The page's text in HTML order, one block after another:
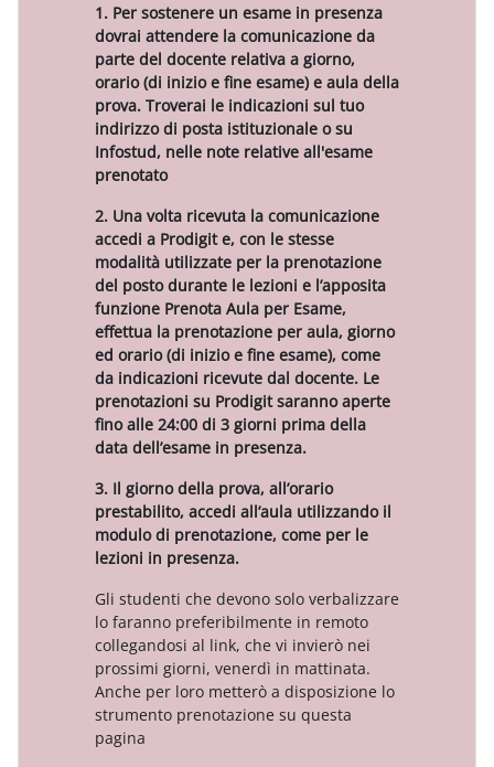
1. Per sostenere un esame in presenza
dovrai attendere la comunicazione da
parte del docente relativa a giorno,
orario (di inizio e fine esame) e aula della
prova. Troverai le indicazioni sul tuo
indirizzo di posta istituzionale o su
Infostud, nelle note relative all'esame
prenotato
2. Una volta ricevuta la comunicazione
accedi a Prodigit e, con le stesse
modalità utilizzate per la prenotazione
del posto durante le lezioni e l’apposita
funzione Prenota Aula per Esame,
effettua la prenotazione per aula, giorno
ed orario (di inizio e fine esame), come
da indicazioni ricevute dal docente. Le
prenotazioni su Prodigit saranno aperte
fino alle 24:00 di 3 giorni prima della
data dell’esame in presenza.
3. Il giorno della prova, all’orario
prestabilito, accedi all’aula utilizzando il
modulo di prenotazione, come per le
lezioni in presenza.
Gli studenti che devono solo verbalizzare
lo faranno preferibilmente in remoto
collegandosi al link, che vi invierò nei
prossimi giorni, venerdì in mattinata.
Anche per loro metterò a disposizione lo
strumento prenotazione su questa
pagina